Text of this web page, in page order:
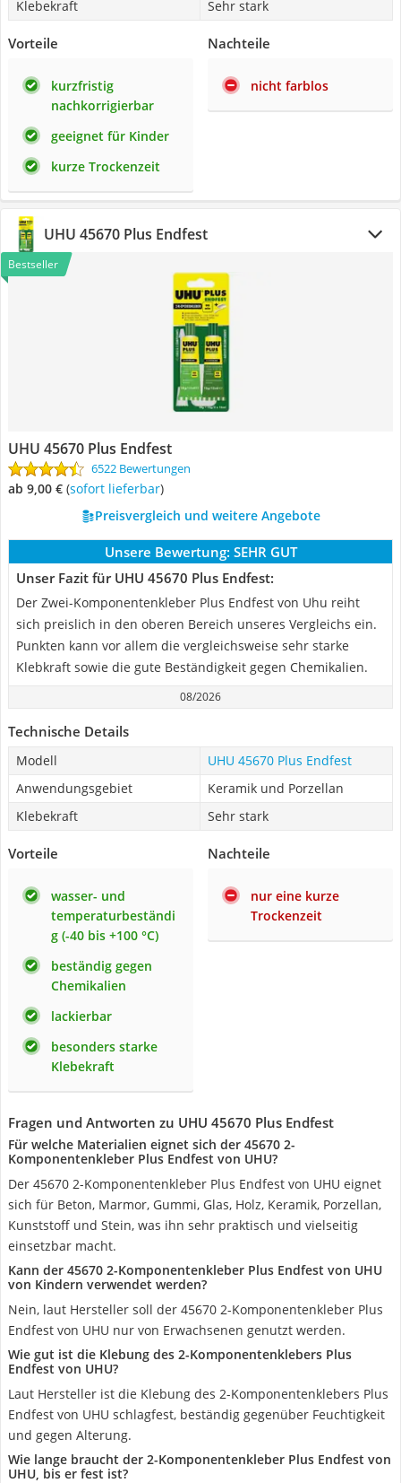
Klebekraft Sehr stark
Vorteile
kurzfristig
nachkorrigierbar
geeignet für Kinder
kurze Trockenzeit
Nachteile
nicht farblos
UHU 45670 Plus Endfest
Bestseller
UHU 45670 Plus Endfest
6522 Bewertungen
ab 9,00 € ( Sofort lieferbar)
Preisvergleich und weitere Angebote
Unsere Bewertung: SEHR GUT
Unser Fazit für UHU 45670 Plus Endfest:
Der Zwei-Komponentenkleber Plus Endfest von Uhu reiht
sich preislich in den oberen Bereich unseres Vergleichs ein.
Punkten kann vor allem die vergleichsweise sehr starke
Klebkraft sowie die gute Beständigkeit gegen Chemikalien.
08/2026
Technische Details
Modell
UHU 45670 Plus Endfest
Anwendungsgebiet
Keramik und Porzellan
Klebekraft
Sehr stark
Vorteile
wasser- und
temperaturbeständi
g (-40 bis +100 °C)
beständig gegen
Chemikalien
lackierbar
besonders starke
Klebekraft
Nachteile
nur eine kurze
Trockenzeit
Fragen und Antworten zu UHU 45670 Plus Endfest
Für welche Materialien eignet sich der 45670 2-
Komponentenkleber Plus Endfest von UHU?
Der 45670 2-Komponentenkleber Plus Endfest von UHU eignet
sich für Beton, Marmor, Gummi, Glas, Holz, Keramik, Porzellan,
Kunststoff und Stein, was ihn sehr praktisch und vielseitig
einsetzbar macht.
Kann der 45670 2-Komponentenkleber Plus Endfest von UHU
von Kindern verwendet werden?
Nein, laut Hersteller soll der 45670 2-Komponentenkleber Plus
Endfest von UHU nur von Erwachsenen genutzt werden.
Wie gut ist die Klebung des 2-Komponentenklebers Plus
Endfest von UHU?
Laut Hersteller ist die Klebung des 2-Komponentenklebers Plus
Endfest von UHU schlagfest, beständig gegenüber Feuchtigkeit
und gegen Alterung.
Wie lange braucht der 2-Komponentenkleber Plus Endfest von
UHU, bis er fest ist?